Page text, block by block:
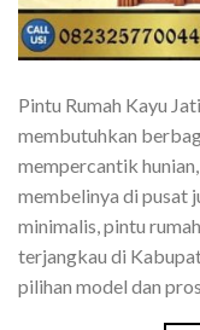
Pintu Rumah Kayu
membutuhkan
mempercantik
membelinya di pusat
minimalis, pintu
terjangkau di
pilihan model dan